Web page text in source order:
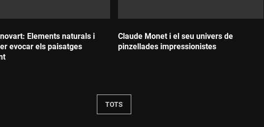
Elements naturals i
evocar els paisatges
Claude Monet i el seu univers de
pinzellades impressionistes
TOTS